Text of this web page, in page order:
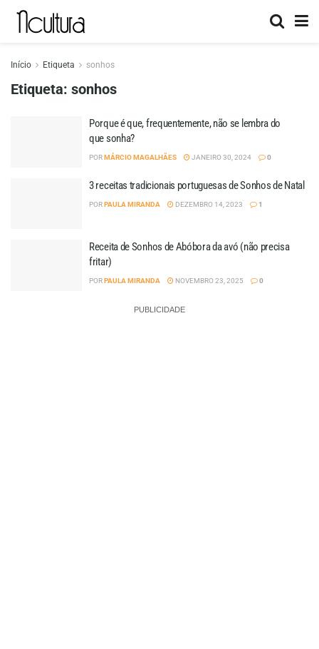
Início Etiqueta sonhos
Etiqueta: sonhos
Porque é que, frequentemente, não se lembra do
que sonha?
PORMÁRCIO MAGALHÃES JANEIRO 30, 2024 0
3 receitas tradicionais portuguesas de Sonhos de Natal
PORPAULA MIRANDA DEZEMBRO 14, 2023 1
Receita de Sonhos de Abóbora da avó (não precisa
fritar)
PORPAULA MIRANDA NOVEMBRO 23, 2025 0
PUBLICIDADE